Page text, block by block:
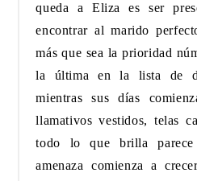
queda a Eliza es ser
encontrar al marido
más que sea la prioridad
la última en la lista de
mientras sus días
llamativos vestidos, telas
todo lo que brilla
amenaza comienza a